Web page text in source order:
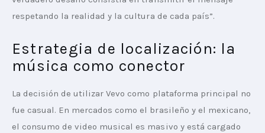
respetando la realidad y la cultura de cada país”.
Estrategia de localización: la
música como conector
La decisión de utilizar Vevo como plataforma principal no
fue casual. En mercados como el brasileño y el mexicano,
el consumo de video musical es masivo y está cargado